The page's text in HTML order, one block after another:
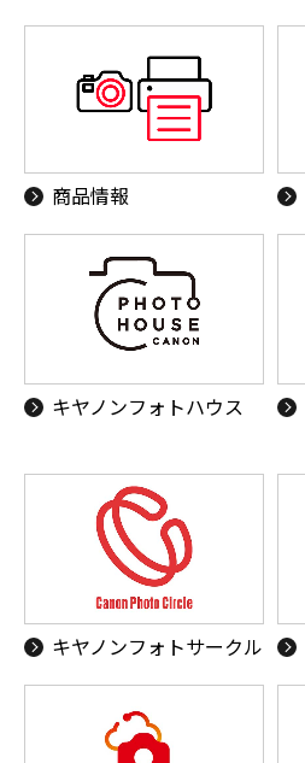
商品情報
キヤノンフォトハウス
キヤノンフォトサークル